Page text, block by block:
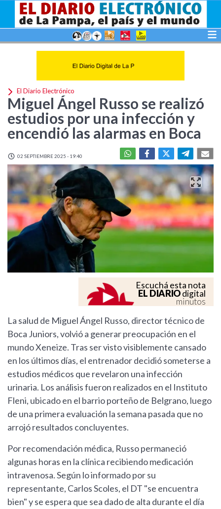
El Diario Electrónico
Miguel Ángel Russo se realizó
estudios por una infección y
encendió las alarmas en Boca
02 SEPTIEMBRE 2025 - 19:40
Escuchá esta nota
EL DIARIOdigital
minutos
La salud de Miguel Ángel Russo, director técnico de
Boca Juniors, volvió a generar preocupación en el
mundo Xeneize. Tras ser visto visiblemente cansado
en los últimos días, el entrenador decidió someterse a
estudios médicos que revelaron una infección
urinaria. Los análisis fueron realizados en el Instituto
Fleni, ubicado en el barrio porteño de Belgrano, luego
de una primera evaluación la semana pasada que no
arrojó resultados concluyentes.
Por recomendación médica, Russo permaneció
algunas horas en la clínica recibiendo medicación
intravenosa. Según lo informado por su
representante, Carlos Scoles, el DT "se encuentra
bien" y se espera que sea dado de alta durante el día